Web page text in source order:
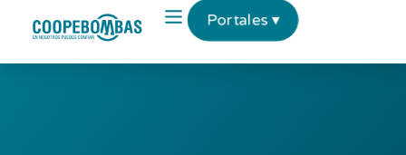
Portales ▾